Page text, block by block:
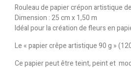
Rouleau de papier crépon artistique
Dimension : 25 cm x 1,50 m
Idéal pour la création de fleurs en
Le « papier crêpe artistique 90 g »
Ce papier peut être teint, peint et